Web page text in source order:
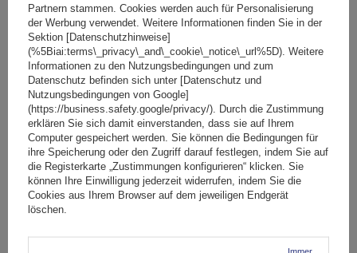
GERDA 36501 Spiral-Fahrradschloss, 150 cm lang
6,19 €inkl. MwSt
Große Menge verfügbar Wir versenden schon am10. August
In den
Warenkorb
Partnern stammen. Cookies werden auch für Personalisierung
der Werbung verwendet. Weitere Informationen finden Sie in der
Sektion [Datenschutzhinweise]
(%5Biai:terms\_privacy\_and\_cookie\_notice\_url%5D). Weitere
Informationen zu den Nutzungsbedingungen und zum
Datenschutz befinden sich unter [Datenschutz und
Nutzungsbedingungen von Google]
(https://business.safety.google/privacy/). Durch die Zustimmung
erklären Sie sich damit einverstanden, dass sie auf Ihrem
Computer gespeichert werden. Sie können die Bedingungen für
ihre Speicherung oder den Zugriff darauf festlegen, indem Sie auf
die Registerkarte „Zustimmungen konfigurieren“ klicken. Sie
können Ihre Einwilligung jederzeit widerrufen, indem Sie die
Cookies aus Ihrem Browser auf dem jeweiligen Endgerät
löschen.
Immer